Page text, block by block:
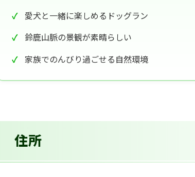
愛犬と一緒に楽しめるドッグラン
鈴鹿山脈の景観が素晴らしい
家族でのんびり過ごせる自然環境
住所